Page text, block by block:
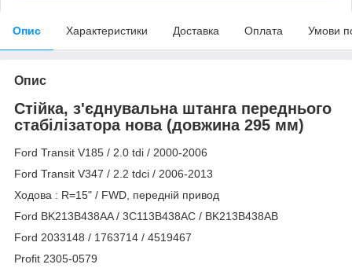
Опис Характеристики Доставка Оплата Умови
Опис
Стійка, з'єднувальна штанга переднього
стабілізатора нова (довжина 295 мм)
Ford Transit V185 / 2.0 tdi / 2000-2006
Ford Transit V347 / 2.2 tdci / 2006-2013
Ходова : R=15" / FWD, передній привод
Ford BK213B438AA / 3C113B438AC / BK213B438AB
Ford 2033148 / 1763714 / 4519467
Profit 2305-0579